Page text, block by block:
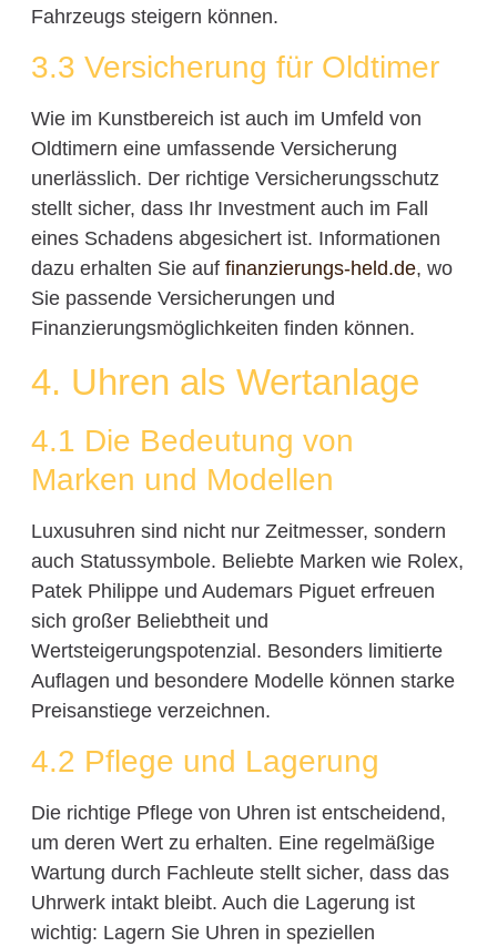
Fahrzeugs steigern können.
3.3 Versicherung für Oldtimer
Wie im Kunstbereich ist auch im Umfeld von
Oldtimern eine umfassende Versicherung
unerlässlich. Der richtige Versicherungsschutz
stellt sicher, dass Ihr Investment auch im Fall
eines Schadens abgesichert ist. Informationen
dazu erhalten Sie auf finanzierungs-held.de, wo
Sie passende Versicherungen und
Finanzierungsmöglichkeiten finden können.
4. Uhren als Wertanlage
4.1 Die Bedeutung von
Marken und Modellen
Luxusuhren sind nicht nur Zeitmesser, sondern
auch Statussymbole. Beliebte Marken wie Rolex,
Patek Philippe und Audemars Piguet erfreuen
sich großer Beliebtheit und
Wertsteigerungspotenzial. Besonders limitierte
Auflagen und besondere Modelle können starke
Preisanstiege verzeichnen.
4.2 Pflege und Lagerung
Die richtige Pflege von Uhren ist entscheidend,
um deren Wert zu erhalten. Eine regelmäßige
Wartung durch Fachleute stellt sicher, dass das
Uhrwerk intakt bleibt. Auch die Lagerung ist
wichtig: Lagern Sie Uhren in speziellen